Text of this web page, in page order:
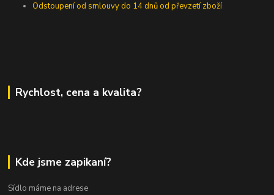
Odstoupení od smlouvy do 14 dnů od převzetí zboží
Rychlost, cena a kvalita?
Kde jsme zapikaní?
Sídlo máme na adrese